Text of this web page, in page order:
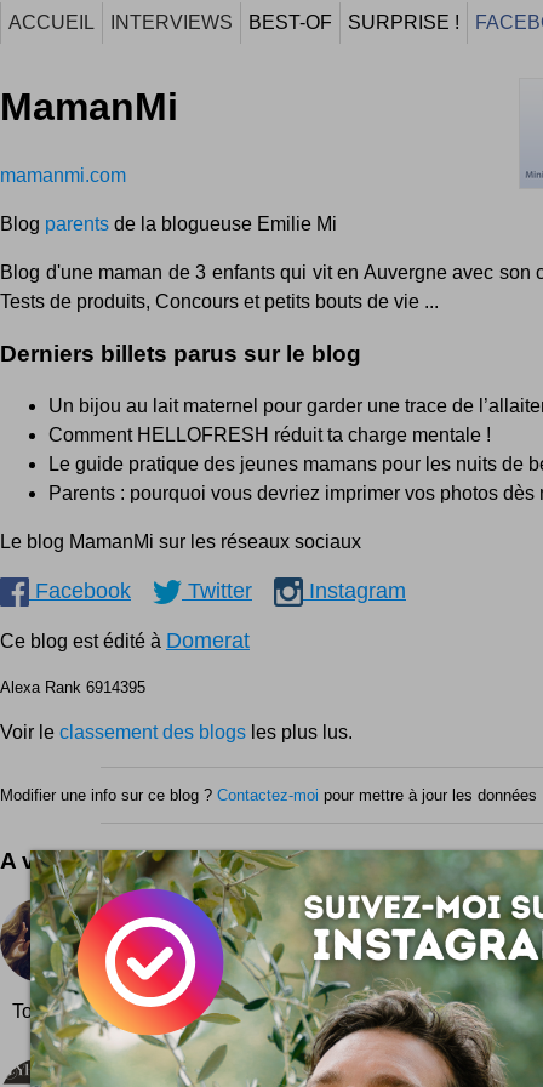
ACCUEIL INTERVIEWS BEST-OF SURPRISE !
MamanMi
mamanmi.com
Blog parents de la blogueuse Emilie Mi
Blog d'une maman de 3 enfants qui vit en Auvergne avec son
Tests de produits, Concours et petits bouts de vie ...
Derniers billets parus sur le blog
Un bijou au lait maternel pour garder une trace de
Comment HELLOFRESH réduit ta charge mentale !
Le guide pratique des jeunes mamans pour les nuits de
Parents : pourquoi vous devriez imprimer vos photos dès
Le blog MamanMi sur les réseaux sociaux
Facebook Twitter Instagram
Ce blog est édité à Domerat
Alexa Rank 6914395
Voir le classement des blogs les plus lus.
Modifier une info sur ce blog ? Contactez-moi pour mettre à jour les données
A voir aussi ...
Frédéric Bastin
Frédéric Bastin est un photographe Belge orienté
touche glamour et vintage vraiment chouette !
Tout son portfolio sur son site web www.fredericbastin.be